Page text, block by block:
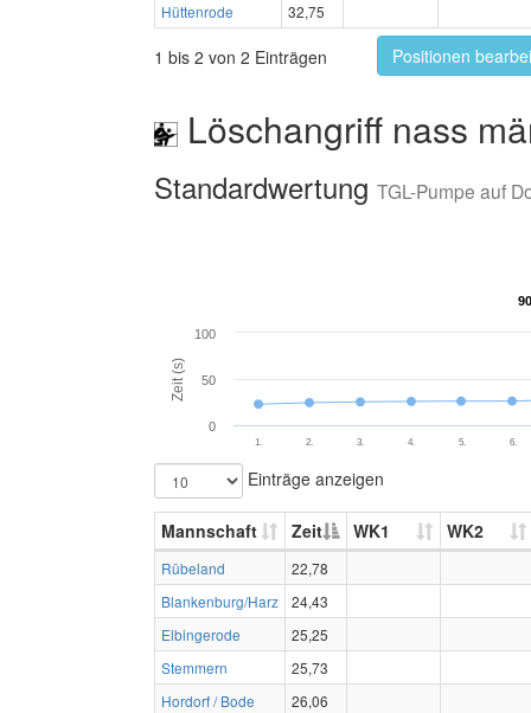
Hüttenrode
32,75
1 bis 2 von 2 Einträgen Positionen
Löschangriff nass
Standardwertung TGL-Pumpe auf
Zeit (s)
1. 2. 3. 4. 5. 6.
0
50
100
Einträge anzeigen
Mannschaft Zeit WK1 WK2
Rübeland
22,78
Blankenburg/Harz
24,43
Elbingerode
25,25
Stemmern
25,73
Hordorf / Bode
26,06